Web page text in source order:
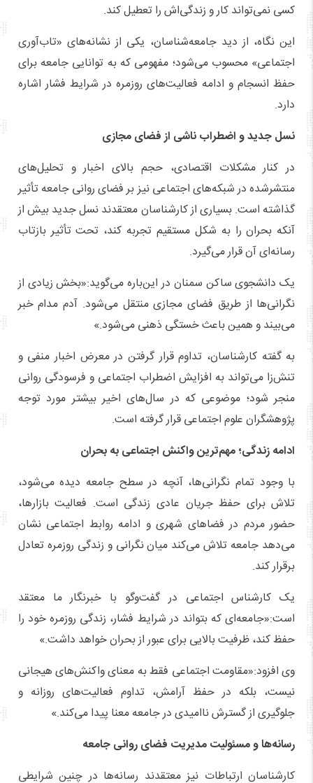
کسی نمی‌تواند کار و زندگی‌اش را تعطیل کند.
این نگاه، از دید جامعه‌شناسان، یکی از نشانه‌های «تاب‌آوری
اجتماعی» محسوب می‌شود؛ مفهومی که به توانایی جامعه برای
حفظ انسجام و ادامه فعالیت‌های روزمره در شرایط فشار اشاره
دارد.
نسل جدید و اضطراب ناشی از فضای مجازی
در کنار مشکلات اقتصادی، حجم بالای اخبار و تحلیل‌های
منتشرشده در شبکه‌های اجتماعی نیز بر فضای روانی جامعه تأثیر
گذاشته است. بسیاری از کارشناسان معتقدند نسل جدید بیش از
آنکه بحران را به شکل مستقیم تجربه کند، تحت تأثیر بازتاب
رسانه‌ای آن قرار می‌گیرد.
یک دانشجوی ساکن سمنان در این‌باره می‌گوید:«بخش زیادی از
نگرانی‌ها از طریق فضای مجازی منتقل می‌شود. آدم مدام خبر
می‌بیند و همین باعث خستگی ذهنی می‌شود.»
به گفته کارشناسان، تداوم قرار گرفتن در معرض اخبار منفی و
تنش‌زا می‌تواند به افزایش اضطراب اجتماعی و فرسودگی روانی
منجر شود؛ موضوعی که در سال‌های اخیر بیشتر مورد توجه
پژوهشگران علوم اجتماعی قرار گرفته است.
ادامه زندگی؛ مهم‌ترین واکنش اجتماعی به بحران
با وجود تمام نگرانی‌ها، آنچه در سطح جامعه دیده می‌شود،
تلاش برای حفظ جریان عادی زندگی است. فعالیت بازارها،
حضور مردم در فضاهای شهری و ادامه روابط اجتماعی نشان
می‌دهد جامعه تلاش می‌کند میان نگرانی و زندگی روزمره تعادل
برقرار کند.
یک کارشناس اجتماعی در گفت‌وگو با خبرنگار ما معتقد
است:«جامعه‌ای که بتواند در شرایط فشار، زندگی روزمره خود را
حفظ کند، ظرفیت بالایی برای عبور از بحران خواهد داشت.»
وی افزود:«مقاومت اجتماعی فقط به معنای واکنش‌های هیجانی
نیست، بلکه در حفظ آرامش، تداوم فعالیت‌های روزانه و
جلوگیری از گسترش ناامیدی در جامعه معنا پیدا می‌کند.»
رسانه‌ها و مسئولیت مدیریت فضای روانی جامعه
کارشناسان ارتباطات نیز معتقدند رسانه‌ها در چنین شرایطی